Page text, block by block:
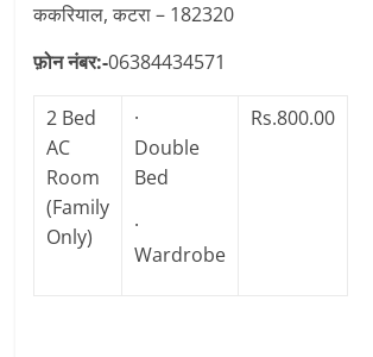
ककरियाल, कटरा – 182320
फ़ोन नंबर:-06384434571
2 Bed
AC
Room
(Family
Only)
·
Double
Bed
·
Wardrobe
Rs.800.00